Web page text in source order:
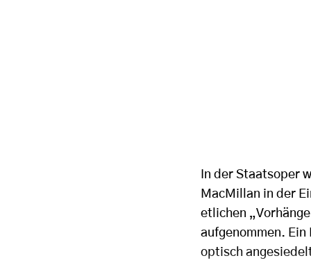
In der Staatsoper
MacMillan in der
etlichen
aufgenommen.
optisch